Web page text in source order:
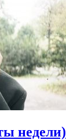
недели)